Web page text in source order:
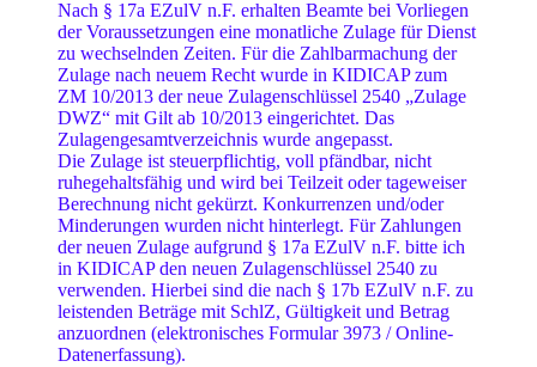
Nach § 17a EZulV n.F. erhalten Beamte bei Vorliegen
der Voraussetzungen eine monatliche Zulage für Dienst
zu wechselnden Zeiten. Für die Zahlbarmachung der
Zulage nach neuem Recht wurde in KIDICAP zum
ZM 10/2013 der neue Zulagenschlüssel 2540 „Zulage
DWZ“ mit Gilt ab 10/2013 eingerichtet. Das
Zulagengesamtverzeichnis wurde angepasst.
Die Zulage ist steuerpflichtig, voll pfändbar, nicht
ruhegehaltsfähig und wird bei Teilzeit oder tageweiser
Berechnung nicht gekürzt. Konkurrenzen und/oder
Minderungen wurden nicht hinterlegt. Für Zahlungen
der neuen Zulage aufgrund § 17a EZulV n.F. bitte ich
in KIDICAP den neuen Zulagenschlüssel 2540 zu
verwenden. Hierbei sind die nach § 17b EZulV n.F. zu
leistenden Beträge mit SchlZ, Gültigkeit und Betrag
anzuordnen (elektronisches Formular 3973 / Online-
Datenerfassung).